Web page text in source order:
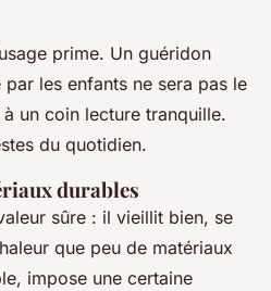
prime. Un guéridon
les enfants ne sera pas le
un coin lecture tranquille.
du quotidien.
durables
sûre : il vieillit bien, se
que peu de matériaux
impose une certaine